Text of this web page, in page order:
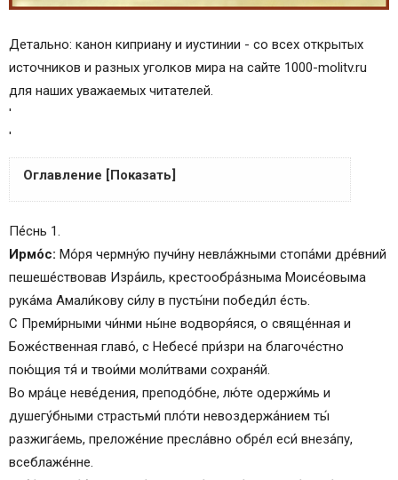
Детально: канон киприану и иустинии - со всех открытых
источников и разных уголков мира на сайте 1000-molitv.ru
для наших уважаемых читателей.
'
'
Оглавление [Показать]
Пе́снь 1.
Ирмо́с: Мо́ря чермну́ю пучи́ну невла́жными стопа́ми дре́вний
пешеше́ствовав Изра́иль, крестообра́зныма Моисе́овыма
рука́ма Амали́кову си́лу в пусты́ни победи́л е́сть.
С Преми́рными чи́нми ны́не водворя́яся, о свяще́нная и
Боже́ственная главо́, с Небесе́ при́зри на благоче́стно
пою́щия тя́ и твои́ми моли́твами сохраня́й.
Во мра́це неве́дения, преподо́бне, лю́те одержи́мь и
душегу́бными страстьми́ пло́ти невоздержа́нием ты́
разжига́емь, преложе́ние пресла́вно обре́л еси́ внеза́пу,
всеблаже́нне.